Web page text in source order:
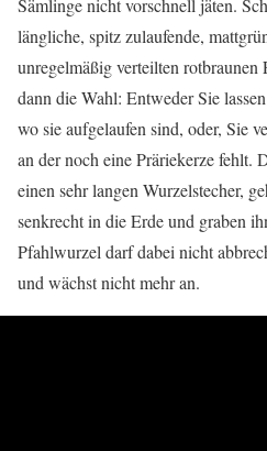
Sämlinge nicht vorschnell jäten.
längliche, spitz zulaufende,
unregelmäßig verteilten rotbraunen
dann die Wahl: Entweder Sie
wo sie aufgelaufen sind, oder, Sie
an der noch eine Präriekerze fehlt.
einen sehr langen Wurzelstecher,
senkrecht in die Erde und graben
Pfahlwurzel darf dabei nicht
und wächst nicht mehr an.